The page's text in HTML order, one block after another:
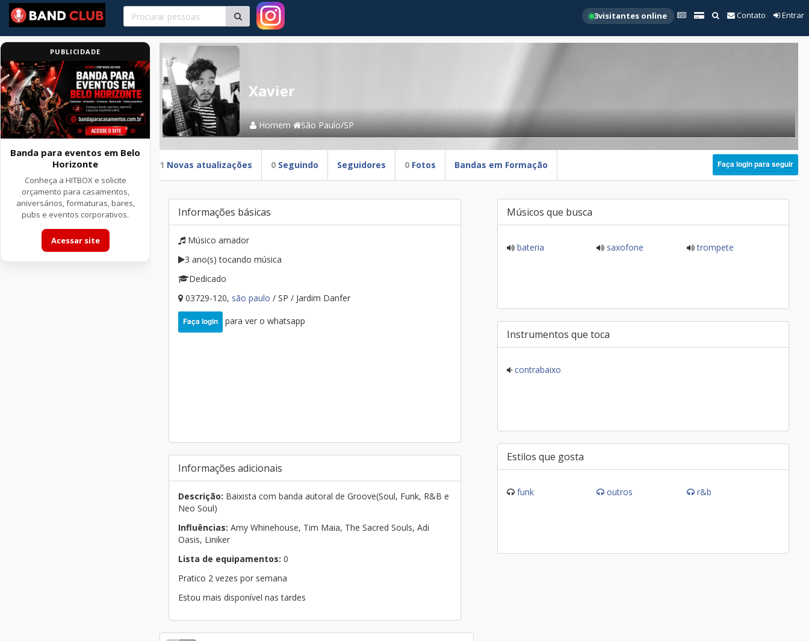
3visitantes online Contato Entrar
PUBLICIDADE
Banda para eventos em Belo
Horizonte
Conheça a HITBOX e solicite
orçamento para casamentos,
aniversários, formaturas, bares,
pubs e eventos corporativos.
Acessar site
Xavier
Homem São Paulo/SP
1 Novas atualizações 0 Seguindo Seguidores 0 Fotos Bandas em Formação Faça login para seguir
Informações básicas
Músico amador
3 ano(s) tocando música
Dedicado
03729-120, são paulo / SP / Jardim Danfer
Faça login para ver o whatsapp
Informações adicionais
Descrição: Baixista com banda autoral de Groove(Soul, Funk, R&B e
Neo Soul)
Influências: Amy Whinehouse, Tim Maia, The Sacred Souls, Adi
Oasis, Liniker
Lista de equipamentos: 0
Pratico 2 vezes por semana
Estou mais disponível nas tardes
Músicos que busca
bateria saxofone trompete
Instrumentos que toca
contrabaixo
Estilos que gosta
funk outros r&b